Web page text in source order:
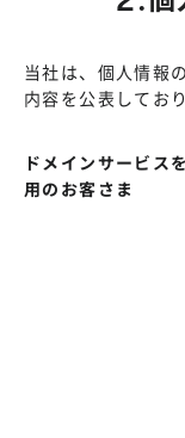
当社は、個人情報
内容を公表してお
ドメインサービス
用のお客さま